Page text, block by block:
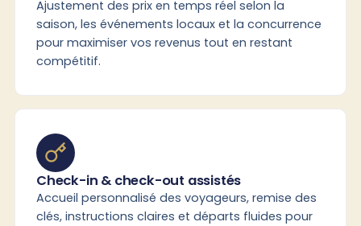
Ajustement des prix en temps réel selon la
saison, les événements locaux et la concurrence
pour maximiser vos revenus tout en restant
compétitif.
Check-in & check-out assistés
Accueil personnalisé des voyageurs, remise des
clés, instructions claires et départs fluides pour